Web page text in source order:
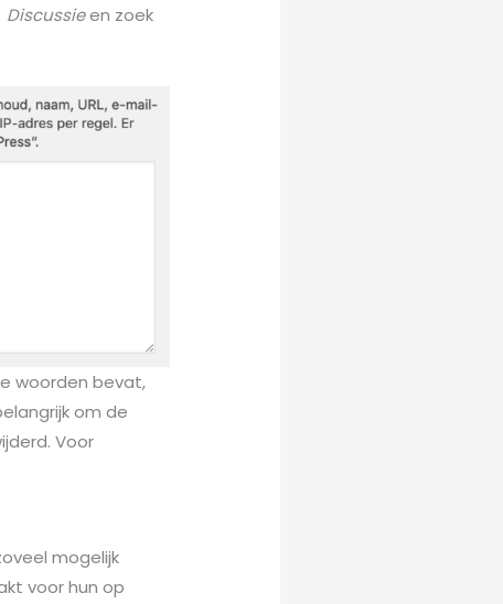
Discussieen zoek
woorden bevat,
om de
Voor
mogelijk
voor hun op